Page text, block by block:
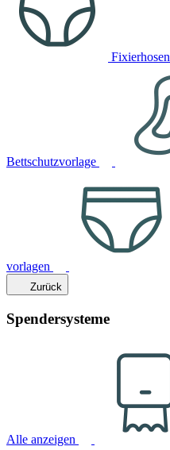
Fixierhosen
Bettschutzvorlage
vorlagen
Zurück
Spendersysteme
Alle anzeigen